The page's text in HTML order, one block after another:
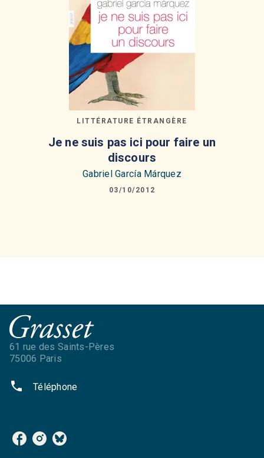
LITTÉRATURE ÉTRANGÈRE
Je ne suis pas ici pour faire un
discours
Gabriel García Márquez
03/10/2012
61 rue des Saints-Pères
75006 Paris
phone Téléphone